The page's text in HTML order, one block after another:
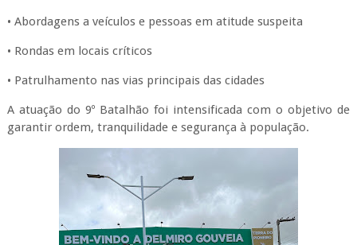
• Abordagens a veículos e pessoas em atitude suspeita
• Rondas em locais críticos
• Patrulhamento nas vias principais das cidades
A atuação do 9º Batalhão foi intensificada com o objetivo de
garantir ordem, tranquilidade e segurança à população.